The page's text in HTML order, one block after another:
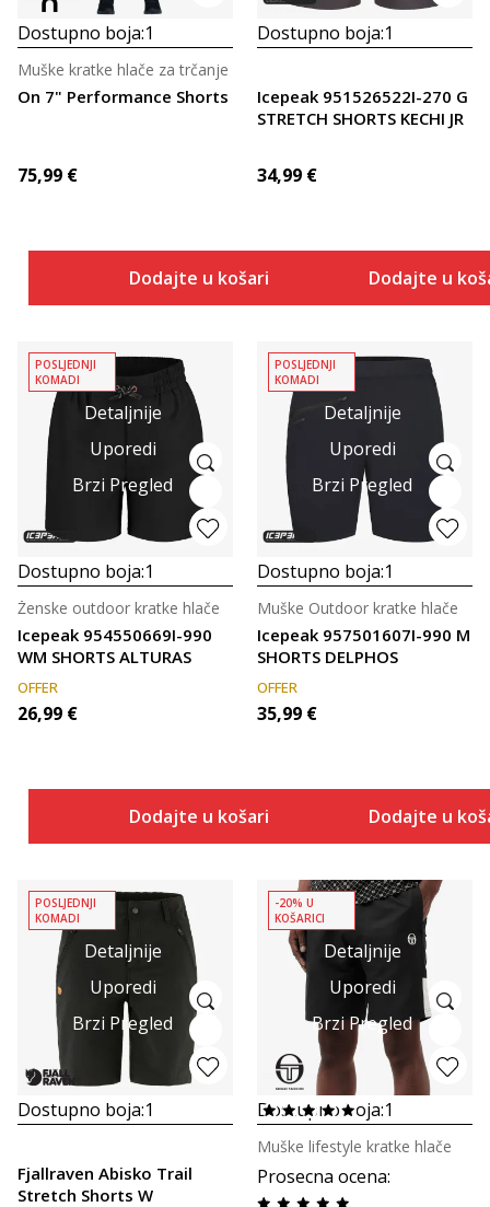
Dostupno boja:1
On 7" Performance Shorts
Muške kratke hlače za trčanje
75,99 €
Dodajte u košaricu
Dostupno boja:1
Icepeak 951526522I-270 G
STRETCH SHORTS KECHI JR
34,99 €
Dodajte u
Detaljnije
Uporedi
Brzi Pregled
POSLJEDNJI
KOMADI
Dostupno boja:1
Icepeak 954550669I-990
WM SHORTS ALTURAS
Ženske outdoor kratke hlače
OFFER
26,99 €
Dodajte u košaricu
Detaljnije
Uporedi
Brzi Pregled
POSLJEDNJI
KOMADI
Dostupno boja:1
Icepeak 957501607I-990 M
SHORTS DELPHOS
Muške Outdoor kratke hlače
OFFER
35,99 €
Dodajte u
Detaljnije
Uporedi
Brzi Pregled
POSLJEDNJI
KOMADI
Dostupno boja:1
Fjallraven Abisko Trail
Stretch Shorts W
Detaljnije
Uporedi
Brzi Pregled
-20% U
KOŠARICI
Dostupno boja:1
Prosecna ocena:
Muške lifestyle kratke hlače